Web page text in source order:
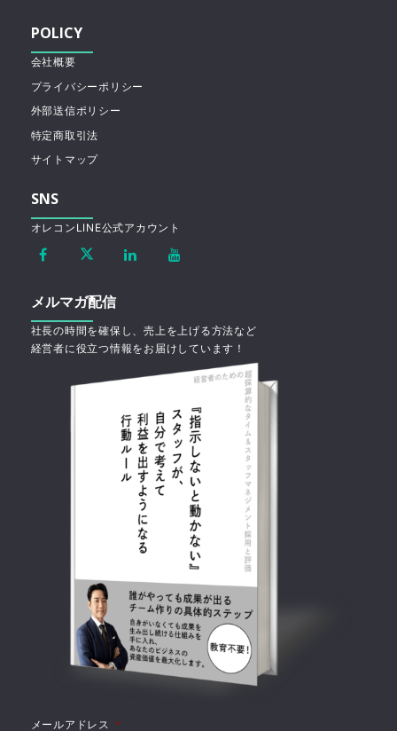
POLICY
会社概要
プライバシーポリシー
外部送信ポリシー
特定商取引法
サイトマップ
SNS
オレコンLINE公式アカウント
メルマガ配信
社長の時間を確保し、売上を上げる方法など
経営者に役立つ情報をお届けしています！
メールアドレス*